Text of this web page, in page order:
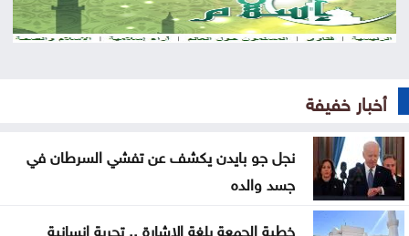
الأردن يرحب بإدانة مجلس الأمن هجمات الحوثيين على
الأمن السيبراني يحذر من رسائل واتساب احتيالية باسم
الضمان الاجتماعي
اعتداء على خط مياه الديسي يتسبب بتسرب 5 آلاف متر
مكعب يومياً
أخبار خفيفة
نجل جو بايدن يكشف عن تفشي السرطان في
جسد والده
خطبة الجمعة بلغة الإشارة .. تجربة إنسانية